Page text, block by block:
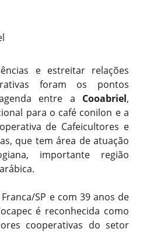
e estreitar relações
foram os pontos
entre a Cooabriel,
para o café conilon e a
de Cafeicultores e
que tem área de atuação
importante região
SP e com 39 anos de
é reconhecida como
cooperativas do setor